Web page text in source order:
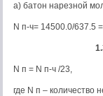
а) батон нарезной
N п-ч= 14500.0/637.5
N п = N п-ч /23,
где N п – количество